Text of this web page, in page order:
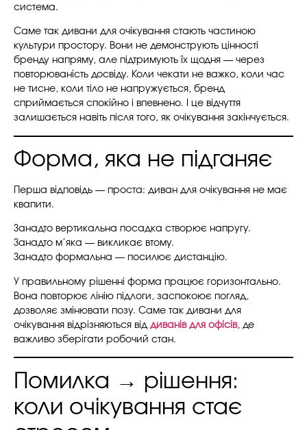
система.
Саме так дивани для очікування стають частиною
культури простору. Вони не демонструють цінності
бренду напряму, але підтримують їх щодня — через
повторюваність досвіду. Коли чекати не важко, коли час
не тисне, коли тіло не напружується, бренд
сприймається спокійно і впевнено. І це відчуття
залишається навіть після того, як очікування закінчується.
Форма, яка не підганяє
Перша відповідь — проста: диван для очікування не має
квапити.
Занадто вертикальна посадка створює напругу.
Занадто м’яка — викликає втому.
Занадто формальна — посилює дистанцію.
У правильному рішенні форма працює горизонтально.
Вона повторює лінію підлоги, заспокоює погляд,
дозволяє змінювати позу. Саме так дивани для
очікування відрізняються від диванів для офісів, де
важливо зберігати робочий стан.
Помилка → рішення:
коли очікування стає